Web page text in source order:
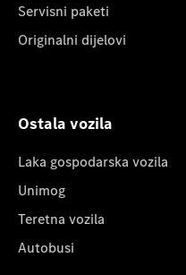
Servisni paketi
Originalni dijelovi
Ostala vozila
Laka gospodarska vozila
Unimog
Teretna vozila
Autobusi